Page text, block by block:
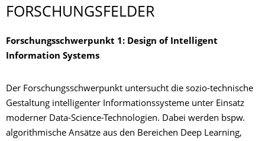
FORSCHUNGSFEL­DER
Forschungsschwerpunkt 1: Design of Intelligent
Information Systems
Der Forschungsschwerpunkt untersucht die sozio-technische
Gestaltung intelligenter Informationssysteme unter Einsatz
moderner Data-Science-Technologien. Dabei werden bspw.
algorithmische Ansätze aus den Bereichen Deep Learning,